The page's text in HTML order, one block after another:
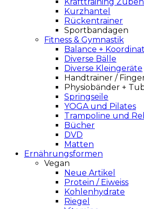
Kurzhantel
Rückentrainer
Sportbandagen
Fitness & Gymnastik
Balance +
Diverse Bälle
Diverse Kleingeräte
Handtrainer /
Physiobänder +
Springseile
YOGA und Pilates
Trampoline und
Bücher
DVD
Matten
Ernährungsformen
Vegan
Neue Artikel
Protein / Eiweiss
Kohlenhydrate
Riegel